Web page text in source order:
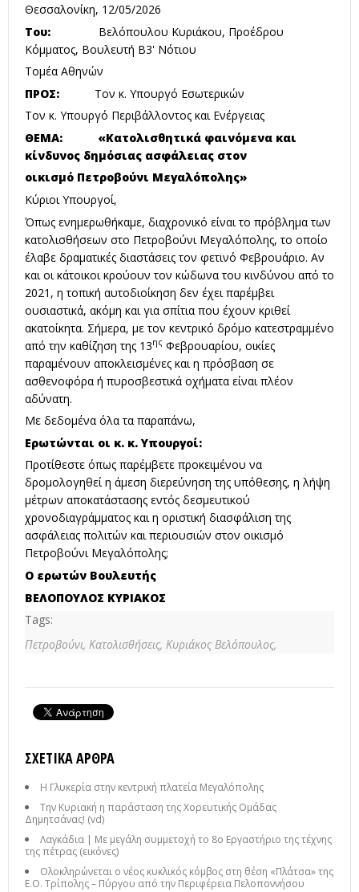
Θεσσαλονίκη, 12/05/2026
Του: Βελόπουλου Κυριάκου, Προέδρου
Κόμματος, Βουλευτή Β3' Νότιου
Τομέα Αθηνών
ΠΡΟΣ: Τον κ. Υπουργό Εσωτερικών
Τον κ. Υπουργό Περιβάλλοντος και Ενέργειας
ΘΕΜΑ: «Κατολισθητικά φαινόμενα και
κίνδυνος δημόσιας ασφάλειας στον
οικισμό Πετροβούνι Μεγαλόπολης»
Κύριοι Υπουργοί,
Όπως ενημερωθήκαμε, διαχρονικό είναι το πρόβλημα των
κατολισθήσεων στο Πετροβούνι Μεγαλόπολης, το οποίο
έλαβε δραματικές διαστάσεις τον φετινό Φεβρουάριο. Αν
και οι κάτοικοι κρούουν τον κώδωνα του κινδύνου από το
2021, η τοπική αυτοδιοίκηση δεν έχει παρέμβει
ουσιαστικά, ακόμη και για σπίτια που έχουν κριθεί
ακατοίκητα. Σήμερα, με τον κεντρικό δρόμο κατεστραμμένο
από την καθίζηση της 13ης Φεβρουαρίου, οικίες
παραμένουν αποκλεισμένες και η πρόσβαση σε
ασθενοφόρα ή πυροσβεστικά οχήματα είναι πλέον
αδύνατη.
Με δεδομένα όλα τα παραπάνω,
Ερωτώνται οι κ. κ. Υπουργοί:
Προτίθεστε όπως παρέμβετε προκειμένου να
δρομολογηθεί η άμεση διερεύνηση της υπόθεσης, η λήψη
μέτρων αποκατάστασης εντός δεσμευτικού
χρονοδιαγράμματος και η οριστική διασφάλιση της
ασφάλειας πολιτών και περιουσιών στον οικισμό
Πετροβούνι Μεγαλόπολης;
Ο ερωτών Βουλευτής
ΒΕΛΟΠΟΥΛΟΣ ΚΥΡΙΑΚΟΣ
Tags:
Πετροβούνι, Κατολισθήσεις, Κυριάκος Βελόπουλος,
ΣΧΕΤΙΚΆ ΆΡΘΡΑ
Η Γλυκερία στην κεντρική πλατεία Μεγαλόπολης
Την Κυριακή η παράσταση της Χορευτικής Ομάδας
Δημητσάνας! (vd)
Λαγκάδια | Με μεγάλη συμμετοχή το 8ο Εργαστήριο της τέχνης
της πέτρας (εικόνες)
Ολοκληρώνεται ο νέος κυκλικός κόμβος στη θέση «Πλάτσα» της
Ε.Ο. Τρίπολης – Πύργου από την Περιφέρεια Πελοποννήσου